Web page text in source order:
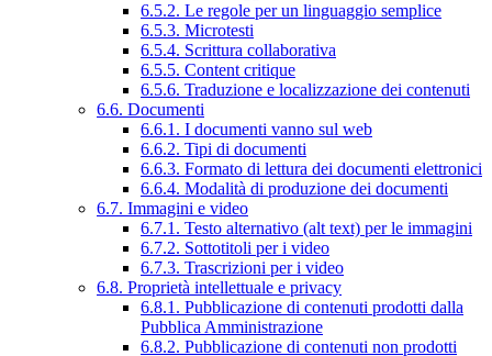
6.5.2. Le regole per un linguaggio semplice
6.5.3. Microtesti
6.5.4. Scrittura collaborativa
6.5.5. Content critique
6.5.6. Traduzione e localizzazione dei contenuti
6.6. Documenti
6.6.1. I documenti vanno sul web
6.6.2. Tipi di documenti
6.6.3. Formato di lettura dei documenti elettronici
6.6.4. Modalità di produzione dei documenti
6.7. Immagini e video
6.7.1. Testo alternativo (alt text) per le immagini
6.7.2. Sottotitoli per i video
6.7.3. Trascrizioni per i video
6.8. Proprietà intellettuale e privacy
6.8.1. Pubblicazione di contenuti prodotti dalla
Pubblica Amministrazione
6.8.2. Pubblicazione di contenuti non prodotti